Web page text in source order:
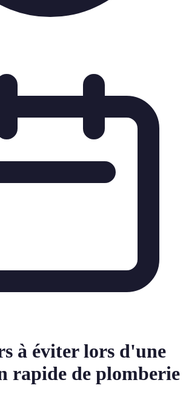
à éviter lors d'une
rapide de plomberie